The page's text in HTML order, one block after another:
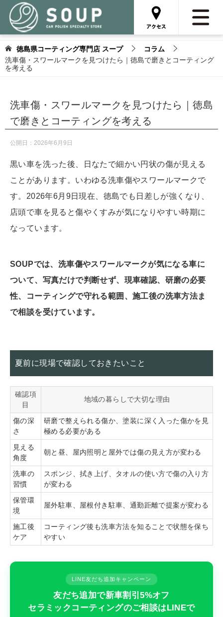
徳島県コーティング専門店 スープ
コラム
洗車傷・スワールマークを見つけたら｜徳島で磨きとコーティング
を考える
洗車傷・スワールマークを見つけたら｜徳島
で磨きとコーティングを考える
公開日： 2026年6月9日
黒い車を洗った後、日なたで細かい円状の傷が見える
ことがあります。いわゆる洗車傷やスワールマークで
す。2026年6月9日現在、徳島でも日差しが強くなり、
店頭で車を見ると傷やくすみが気になりやすい時期に
なっています。
SOUPでは、洗車傷やスワールマークが気になる車に
ついて、写真だけで判断せず、現車確認、研磨の必要
性、コーティングで守れる範囲、施工後の洗車方法ま
で相談を受けています。
夏前に現場で確認しておきたいこと
確認項
目
地域の暮らしで大切な理由
傷の深
さ
研磨で整えられる傷か、塗装に深く入った傷かを見
極める必要がある
見える
角度
朝と昼、屋内照明と屋外では傷の見え方が変わる
洗車の
習慣
スポンジ、拭き上げ、タオルの使い方で傷の入り方
が変わる
保管環
境
屋外駐車、屋根付き駐車、通勤距離で提案が変わる
施工後
ケア
コーティング後も洗車方法を知ることで状態を保ち
やすい
LINE友だち追加キャンペーン
友だち追加で新車割引5%オフ
セラミックコーティングのご相談はLINEで